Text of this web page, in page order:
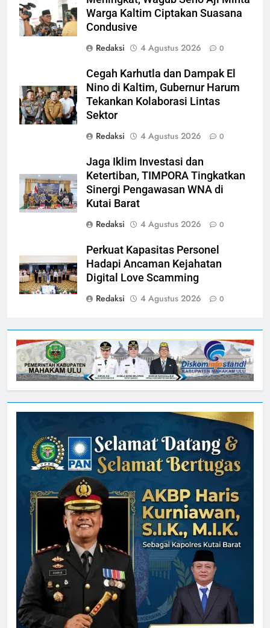
Warga Kaltim Ciptakan Suasana
Condusive
Redaksi
4 Agustus 2026 0
Cegah Karhutla dan Dampak El
Nino di Kaltim, Gubernur Harum
Tekankan Kolaborasi Lintas
Sektor
Redaksi
4 Agustus 2026 0
Jaga Iklim Investasi dan
Ketertiban, TIMPORA Tingkatkan
Sinergi Pengawasan WNA di
Kutai Barat
Redaksi
4 Agustus 2026 0
Perkuat Kapasitas Personel
Hadapi Ancaman Kejahatan
Digital Love Scamming
Redaksi
4 Agustus 2026 0